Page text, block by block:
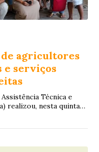
agricultores
e serviços
Técnica e
realizou, nesta quinta-